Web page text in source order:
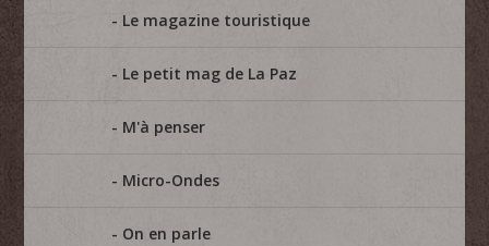
Le magazine touristique
Le petit mag de La Paz
M'à penser
Micro-Ondes
On en parle